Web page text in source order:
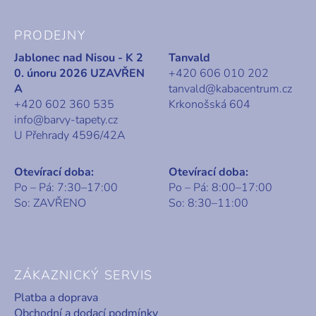
PRODEJNY
Jablonec nad Nisou - K 2
0. únoru 2026 UZAVŘEN
A
+420 602 360 535
info@barvy-tapety.cz
U Přehrady 4596/42A
Tanvald
+420 606 010 202
tanvald@kabacentrum.cz
Krkonošská 604
Otevírací doba:
Po – Pá: 7:30–17:00
So: ZAVŘENO
Otevírací doba:
Po – Pá: 8:00–17:00
So: 8:30–11:00
ZÁKAZNICKÝ SERVIS
Platba a doprava